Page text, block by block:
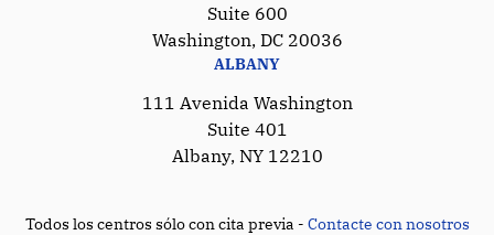
Suite 600
Washington, DC 20036
ALBANY
111 Avenida Washington
Suite 401
Albany, NY 12210
Todos los centros sólo con cita previa - Contacte con nosotros